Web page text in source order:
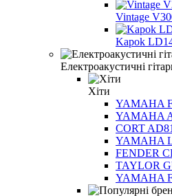
Vintage
Kapok
Електроакустичні
Хіти
YAMAHA
YAMAHA
CORT
YAMAHA
FENDER
TAYLOR
YAMAHA